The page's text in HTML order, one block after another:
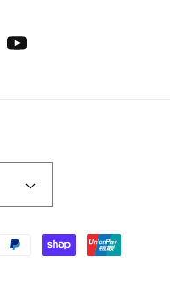
YouTube